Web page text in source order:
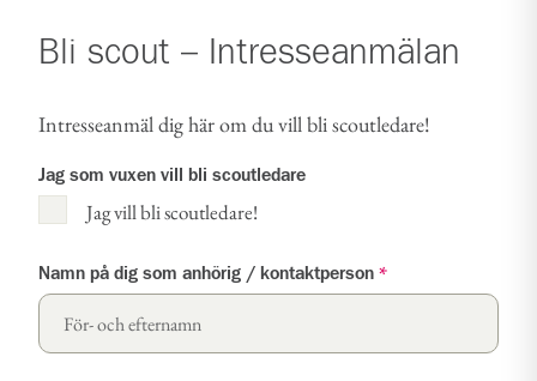
Bli scout – Intresseanmälan
Intresseanmäl dig här om du vill bli scoutledare!
Jag som vuxen vill bli scoutledare
Jag vill bli scoutledare!
Namn på dig som anhörig / kontaktperson *